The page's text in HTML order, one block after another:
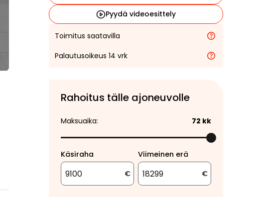
Pyydä videoesittely
Toimitus saatavilla
Palautusoikeus 14 vrk
Rahoitus tälle ajoneuvolle
Maksuaika: 72 kk
Käsiraha
€
Viimeinen erä
€